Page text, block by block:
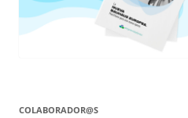
COLABORADOR@S